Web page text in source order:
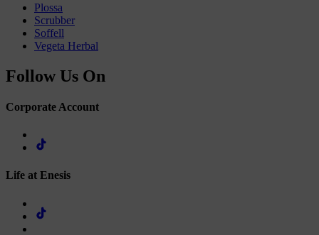
Plossa
Scrubber
Soffell
Vegeta Herbal
Follow Us On
Corporate Account
Life at Enesis